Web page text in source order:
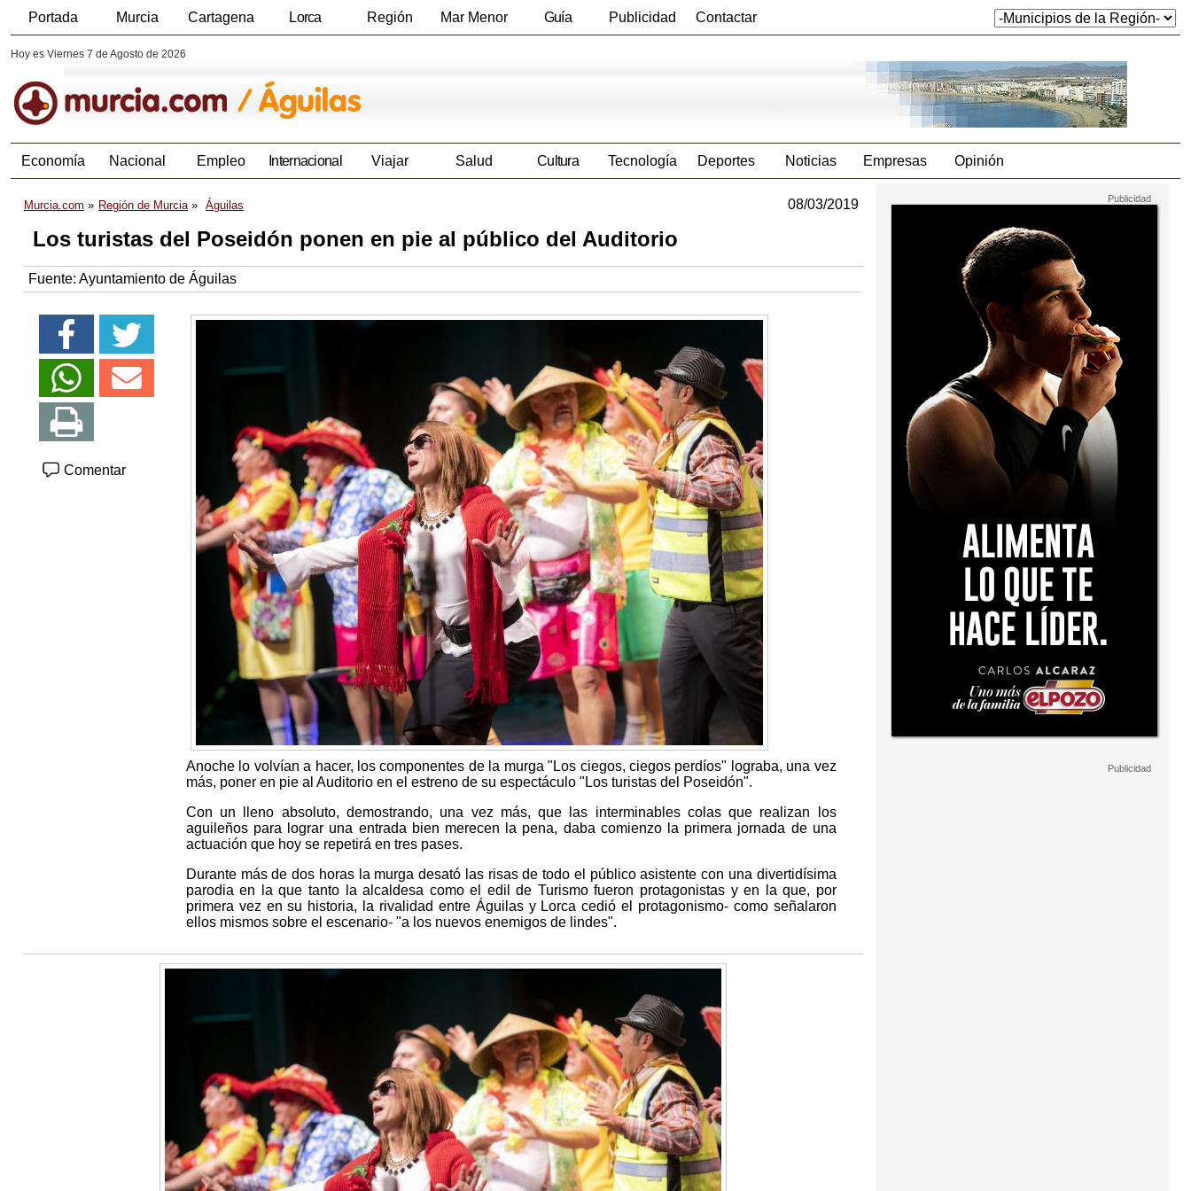
Portada Murcia Cartagena Lorca Región Mar Menor Guía Publicidad Contactar
Hoy es Viernes 7 de Agosto de 2026
Economía Nacional Empleo Internacional Viajar Salud Cultura Tecnología Deportes Noticias Empresas Opinión
Murcia.com Región de Murcia Águilas 08/03/2019
Los turistas del Poseidón ponen en pie al público del Auditorio
Fuente: Ayuntamiento de Águilas
Comentar
Anoche lo volvían a hacer, los componentes de la murga "Los ciegos, ciegos perdíos" lograba, una vez
más, poner en pie al Auditorio en el estreno de su espectáculo "Los turistas del Poseidón".
Con un lleno absoluto, demostrando, una vez más, que las interminables colas que realizan los
aguileños para lograr una entrada bien merecen la pena, daba comienzo la primera jornada de una
actuación que hoy se repetirá en tres pases.
Durante más de dos horas la murga desató las risas de todo el público asistente con una divertidísima
parodia en la que tanto la alcaldesa como el edil de Turismo fueron protagonistas y en la que, por
primera vez en su historia, la rivalidad entre Águilas y Lorca cedió el protagonismo- como señalaron
ellos mismos sobre el escenario- "a los nuevos enemigos de lindes".